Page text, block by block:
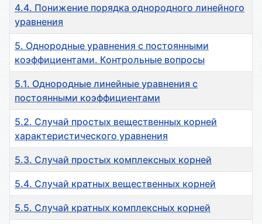
4.4. Понижение порядка однородного линейного
уравнения
5. Однородные уравнения с постоянными
коэффициентами. Контрольные вопросы
5.1. Однородные линейные уравнения с
постоянными коэффициентами
5.2. Случай простых вещественных корней
характеристического уравнения
5.3. Случай простых комплексных корней
5.4. Случай кратных вещественных корней
5.5. Случай кратных комплексных корней